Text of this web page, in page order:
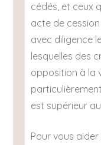
cédés, et ceux
acte de
avec diligence
lesquelles des
opposition à la
est supérieur
Pour vous